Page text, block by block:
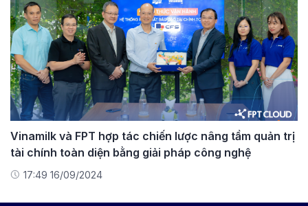
Vinamilk và FPT hợp tác chiến lược nâng tầm quản trị
tài chính toàn diện bằng giải pháp công nghệ
17:49 16/09/2024